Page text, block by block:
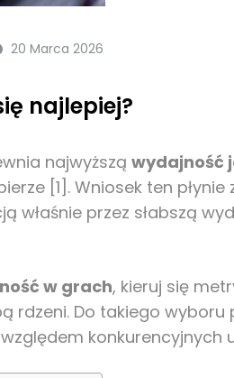
20 Marca 2026
najlepiej?
najwyższą wydajność
[1]. Wniosek ten
właśnie przez słabszą
w grach, kieruj się
rdzeni. Do takiego